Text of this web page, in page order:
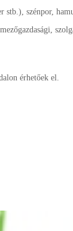
stb.), szénpor,
érhetőek el.